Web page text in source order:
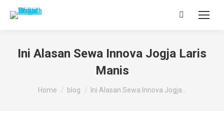
Search:
Ini Alasan Sewa Innova Jogja Laris
Manis
You are here:
Home blog Ini Alasan Sewa Innova Jogja…